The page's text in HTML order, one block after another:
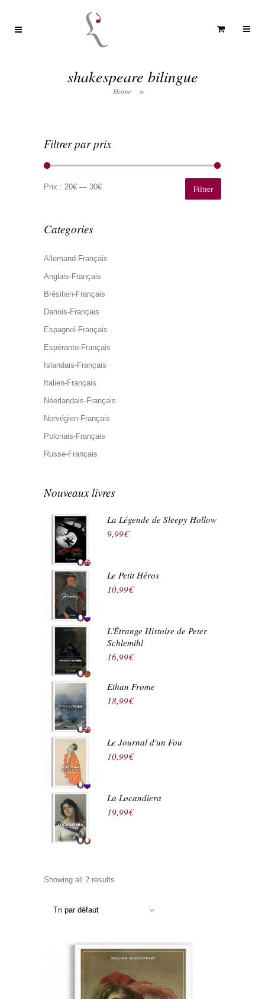
shakespeare bilingue
Home >
Filtrer par prix
min
max
Filtrer
Prix : 20€ — 30€
Categories
Allemand-Français
Anglais-Français
Brésilien-Français
Danois-Français
Espagnol-Français
Espéranto-Français
Islandais-Français
Italien-Français
Néerlandais-Français
Norvégien-Français
Polonais-Français
Russe-Français
Nouveaux livres
La Légende de Sleepy Hollow
9,99€
Le Petit Héros
10,99€
L'Étrange Histoire de Peter
Schlemihl
16,99€
Ethan Frome
18,99€
Le Journal d'un Fou
10,99€
La Locandiera
19,99€
Showing all 2 results
Tri par défaut